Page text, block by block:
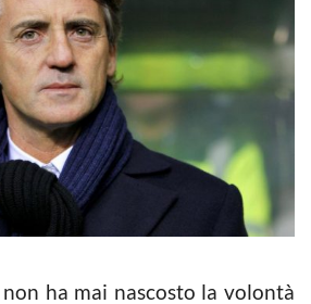
non ha mai nascosto la volontà